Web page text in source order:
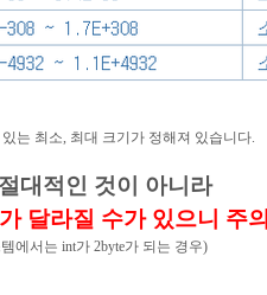
는 최소, 최대 크기가 정해져 있습니다.
대적인 것이 아니라
달라질 수가 있으니 주의
에서는 int가 2byte가 되는 경우)